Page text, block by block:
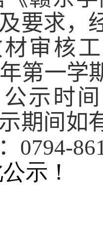
及要求，
材审核
第一学
示时
期间如
0794-
示！